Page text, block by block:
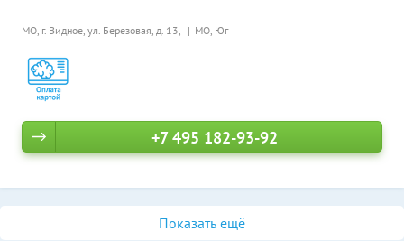
МО, г. Видное, ул. Березовая, д. 13, МО, Юг
+7 495 182-93-92
Показать ещё